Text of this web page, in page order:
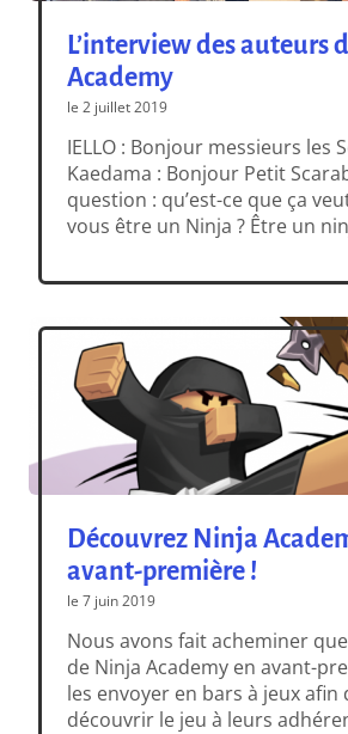
L’interview des auteurs
Academy
le 2 juillet 2019
IELLO : Bonjour messieurs les
Kaedama : Bonjour Petit
question : qu’est-ce que ça
vous être un Ninja ? Être un
c’est aussi croire dans le
[…]
Découvrez Ninja
avant-première !
le 7 juin 2019
Nous avons fait acheminer
de Ninja Academy en avant-
les envoyer en bars à jeux afin
découvrir le jeu à leurs